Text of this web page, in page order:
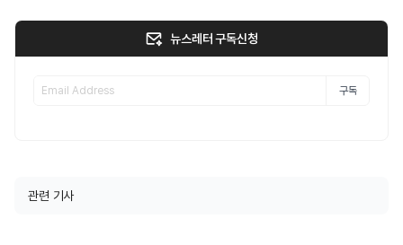
뉴스레터 구독신청
구독
관련 기사